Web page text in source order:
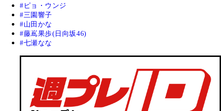
ピョ・ウンジ
三園響子
山田かな
藤嶌果歩(日向坂46)
七瀬なな